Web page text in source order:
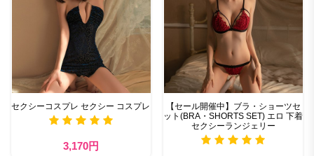
セクシーコスプレ セクシー コスプレ
3,170円
【セール開催中】ブラ・ショーツセ
ット(BRA・SHORTS SET) エロ 下着
セクシーランジェリー